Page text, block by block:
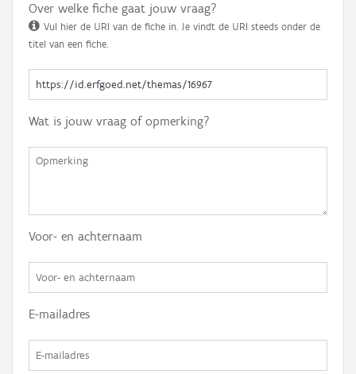
Over welke fiche gaat jouw vraag?
Vul hier de URI van de fiche in. Je vindt de URI steeds onder de
titel van een fiche.
Wat is jouw vraag of opmerking?
Voor- en achternaam
E-mailadres